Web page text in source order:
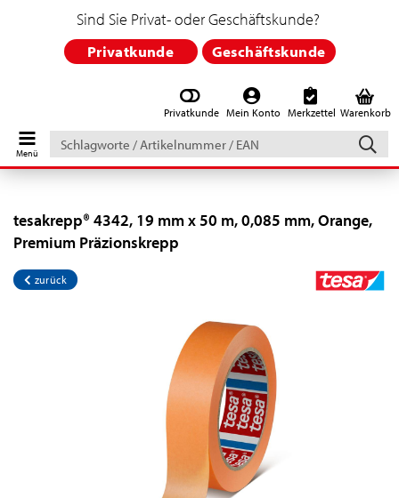
Privatkunde Mein Konto Merkzettel Warenkorb
Schlagworte
/
Artikelnummer
EAN
Sind Sie Privat- oder Geschäftskunde?
Privatkunde Geschäftskunde
tesakrepp® 4342, 19 mm x 50 m, 0,085 mm, Orange,
Premium Präzionskrepp
zurück